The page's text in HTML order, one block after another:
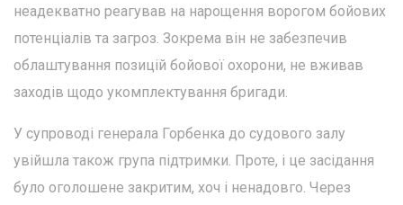
неадекватно реагував на нарощення ворогом бойових
потенціалів та загроз. Зокрема він не забезпечив
облаштування позицій бойової охорони, не вживав
заходів щодо укомплектування бригади.
У супроводі генерала Горбенка до судового залу
увійшла також група підтримки. Проте, і це засідання
було оголошене закритим, хоч і ненадовго. Через